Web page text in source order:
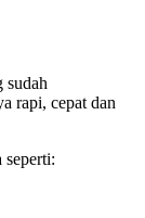
sudah
rapi, cepat dan
seperti: